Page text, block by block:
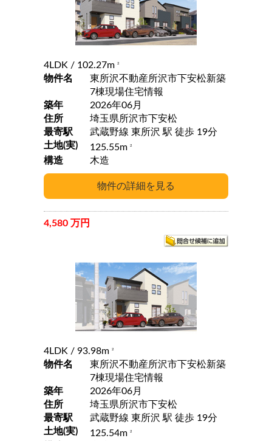
4LDK / 102.27m 2
物件名
東所沢不動産所沢市下安松新築
7棟現場住宅情報
築年
2026年06月
住所
埼玉県所沢市下安松
最寄駅
武蔵野線 東所沢 駅 徒歩 19分
土地(実)
125.55m 2
構造 木造
4,580 万円
4LDK / 93.98m 2
物件名
東所沢不動産所沢市下安松新築
7棟現場住宅情報
築年
2026年06月
住所
埼玉県所沢市下安松
最寄駅
武蔵野線 東所沢 駅 徒歩 19分
土地(実)
125.54m 2